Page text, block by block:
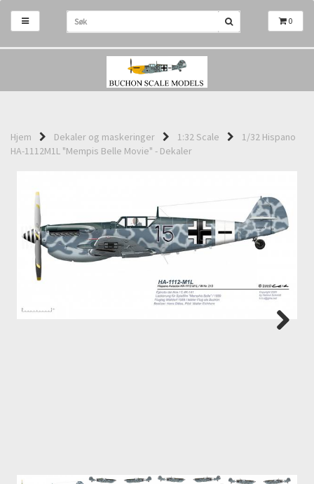
0
Hjem Dekaler og maskeringer 1:32 Scale
1/32 Hispano
HA-1112M1L "Mempis Belle Movie" - Dekaler